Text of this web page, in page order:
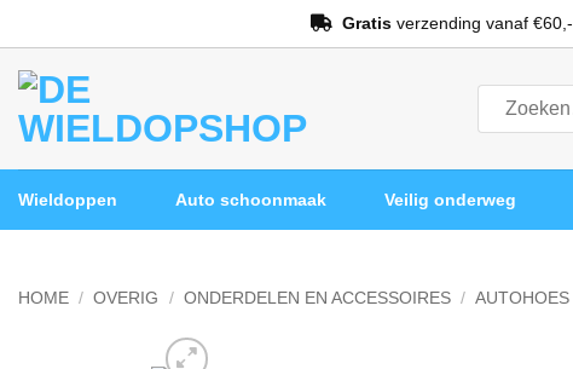
Gratis verzending vanaf €60,-
naar:
Wieldoppen Auto schoonmaak Veilig onderweg
HOME / OVERIG / ONDERDELEN EN ACCESSOIRES / AUTOHOES